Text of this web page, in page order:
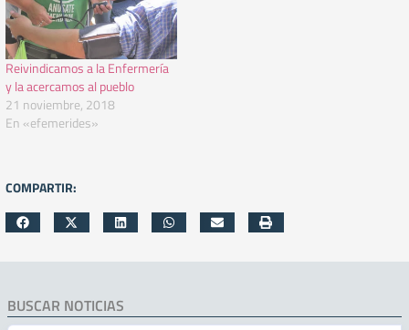
Reivindicamos a la Enfermería
y la acercamos al pueblo
21 noviembre, 2018
En «efemerides»
COMPARTIR:
BUSCAR NOTICIAS